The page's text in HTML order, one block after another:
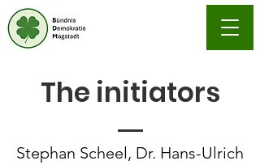
The initiators
Stephan Scheel, Dr. Hans-Ulrich